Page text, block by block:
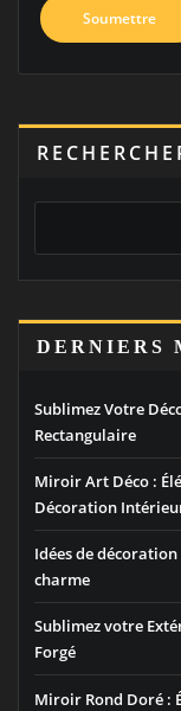
DERNIERS
Sublimez Votre
Rectangulaire
Miroir Art Déco :
Décoration
Idées de
charme
Sublimez votre
Forgé
Miroir Rond Doré :